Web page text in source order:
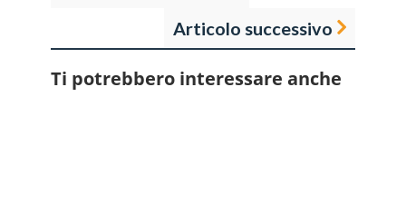
Articolo successivo
Ti potrebbero interessare anche